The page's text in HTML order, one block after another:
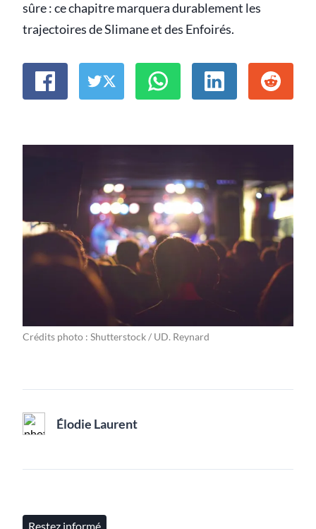
sûre : ce chapitre marquera durablement les
trajectoires de Slimane et des Enfoirés.
Crédits photo : Shutterstock / UD. Reynard
Élodie Laurent
Restez informé